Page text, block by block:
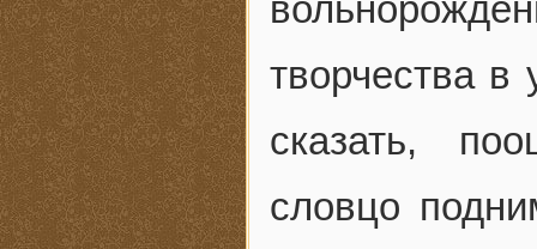
творчества в
сказать,
словцо